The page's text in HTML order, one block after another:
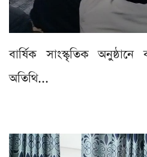
বার্ষিক সাংস্কৃতিক
অতিথি...